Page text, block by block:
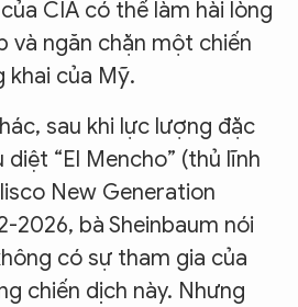
CIA có thể làm hài lòng
và ngăn chặn một chiến
khai của Mỹ.
sau khi lực lượng đặc
“El Mencho” (thủ lĩnh
New Generation
2026, bà Sheinbaum nói
có sự tham gia của
chiến dịch này. Nhưng